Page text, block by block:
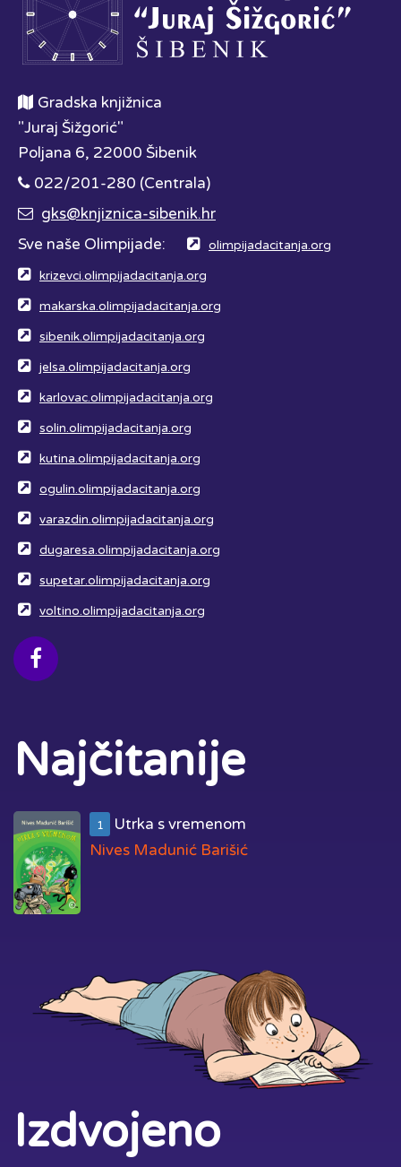
Gradska knjižnica
"Juraj Šižgorić"
Poljana 6, 22000 Šibenik
022/201-280 (Centrala)
gks@knjiznica-sibenik.hr
Sve naše Olimpijade:
olimpijadacitanja.org
krizevci.olimpijadacitanja.org
makarska.olimpijadacitanja.org
sibenik.olimpijadacitanja.org
jelsa.olimpijadacitanja.org
karlovac.olimpijadacitanja.org
solin.olimpijadacitanja.org
kutina.olimpijadacitanja.org
ogulin.olimpijadacitanja.org
varazdin.olimpijadacitanja.org
dugaresa.olimpijadacitanja.org
supetar.olimpijadacitanja.org
voltino.olimpijadacitanja.org
Najčitanije
1
Utrka s vremenom
Nives Madunić Barišić
Izdvojeno